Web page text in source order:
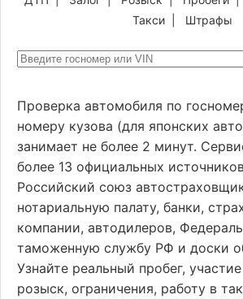
Такси| Штрафы
Проверка автомобиля по
номеру кузова (для японских
занимает не более 2 минут.
более 13 официальных
Российский союз
нотариальную палату, банки,
компании, автодилеров,
таможенную службу РФ и доски
Узнайте реальный пробег,
розыск, ограничения, работу в